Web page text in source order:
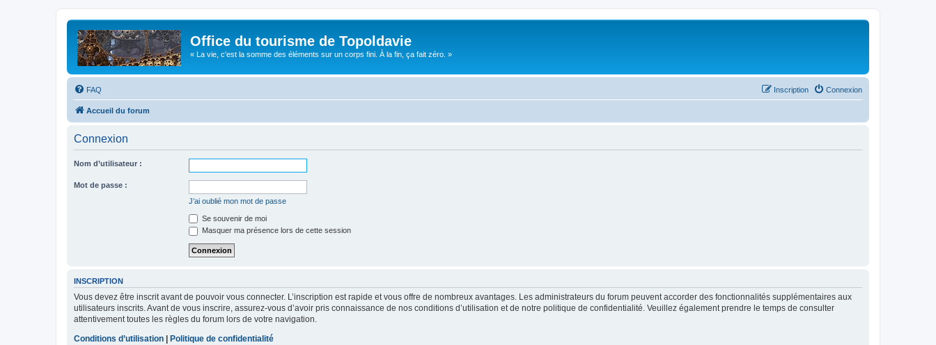
Office du tourisme de Topoldavie
« La vie, c'est la somme des éléments sur un corps fini. À la fin, ça fait zéro. »
FAQ Connexion
Inscription
Accueil du forum
Connexion
Nom d’utilisateur :
Mot de passe :
J’ai oublié mon mot de passe
Se souvenir de moi
Masquer ma présence lors de cette session
INSCRIPTION
Vous devez être inscrit avant de pouvoir vous connecter. L’inscription est rapide et vous offre de nombreux avantages. Les administrateurs du forum peuvent accorder des fonctionnalités supplémentaires aux
utilisateurs inscrits. Avant de vous inscrire, assurez-vous d’avoir pris connaissance de nos conditions d’utilisation et de notre politique de confidentialité. Veuillez également prendre le temps de consulter
attentivement toutes les règles du forum lors de votre navigation.
Conditions d’utilisation
Politique de confidentialité